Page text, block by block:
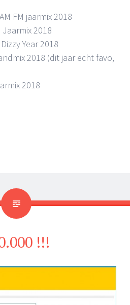
FM jaarmix 2018
Jaarmix 2018
Year 2018
2018 (dit jaar echt favo,
2018
!!!